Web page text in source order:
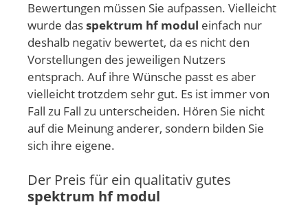
Bewertungen müssen Sie aufpassen. Vielleicht
wurde dasspektrum hf modul einfach nur
deshalb negativ bewertet, da es nicht den
Vorstellungen des jeweiligen Nutzers
entsprach. Auf ihre Wünsche passt es aber
vielleicht trotzdem sehr gut. Es ist immer von
Fall zu Fall zu unterscheiden. Hören Sie nicht
auf die Meinung anderer, sondern bilden Sie
sich ihre eigene.
Der Preis für ein qualitativ gutes
spektrum hf modul